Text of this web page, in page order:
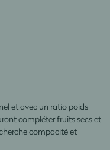
et avec un ratio poids
compléter fruits secs et
compacité et